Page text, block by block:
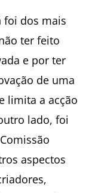
foi dos mais
ter feito
e por ter
de uma
limita a acção
lado, foi
aspectos